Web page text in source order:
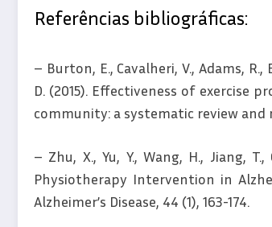
Referências bibliográficas:
– Burton, E., Cavalheri, V., Adams,
D. (2015). Effectiveness of
community: a systematic review and
– Zhu, X., Yu, Y., Wang, H., Jiang,
Physiotherapy Intervention in
Alzheimer’s Disease, 44 (1), 163-174.